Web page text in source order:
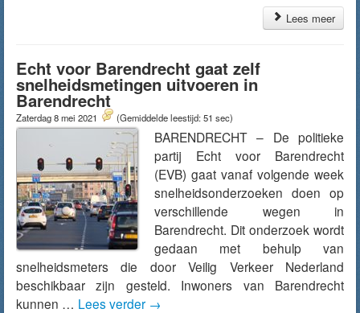
Lees meer
Echt voor Barendrecht gaat zelf
snelheidsmetingen uitvoeren in
Barendrecht
Zaterdag 8 mei 2021 (Gemiddelde leestijd: 51 sec)
BARENDRECHT – De politieke
partij Echt voor Barendrecht
(EVB) gaat vanaf volgende week
snelheidsonderzoeken doen op
verschillende wegen in
Barendrecht. Dit onderzoek wordt
gedaan met behulp van
snelheidsmeters die door Veilig Verkeer Nederland
beschikbaar zijn gesteld. Inwoners van Barendrecht
kunnen … Lees verder →